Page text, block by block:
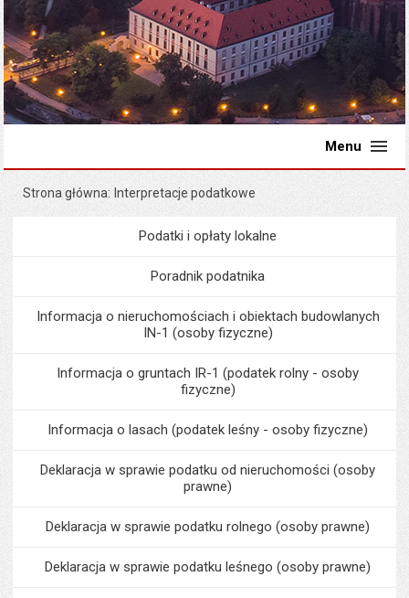
Menu
Strona główna Interpretacje podatkowe
MenuPodatki i opłaty lokalne
Podatki i opłaty lokalne
Poradnik podatnika
Informacja o nieruchomościach i obiektach budowlanych
IN-1 (osoby fizyczne)
Informacja o gruntach IR-1 (podatek rolny - osoby
fizyczne)
Informacja o lasach (podatek leśny - osoby fizyczne)
Deklaracja w sprawie podatku od nieruchomości (osoby
prawne)
Deklaracja w sprawie podatku rolnego (osoby prawne)
Deklaracja w sprawie podatku leśnego (osoby prawne)